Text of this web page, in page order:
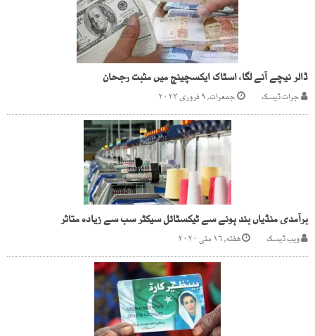
ڈالر نیچے آنے لگا، اسٹاک ایکسچینج میں مثبت رجحان
جرات ڈیسک جمعرات, ۹ فروری ۲۰۲۳
برآمدی منڈیاں بند ہونے سے ٹیکسٹائل سیکٹر سب سے زیادہ متاثر
ویب ڈیسک هفته, ۱۶ مئی ۲۰۲۰